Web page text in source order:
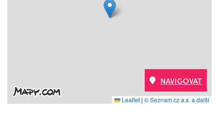
Leaflet | © Seznam.cz a.s. a další
NAVIGOVAT